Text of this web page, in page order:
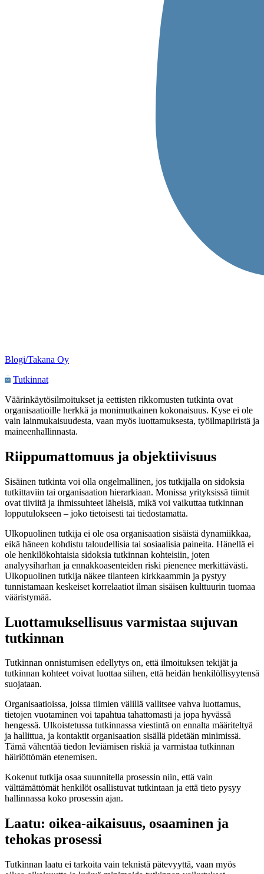
Blogi/Takana Oy
Tutkinnat
Väärinkäytösilmoitukset ja eettisten rikkomusten tutkinta ovat
organisaatioille herkkä ja monimutkainen kokonaisuus. Kyse ei ole
vain lainmukaisuudesta, vaan myös luottamuksesta, työilmapiiristä ja
maineenhallinnasta.
Riippumattomuus ja objektiivisuus
Sisäinen tutkinta voi olla ongelmallinen, jos tutkijalla on sidoksia
tutkittaviin tai organisaation hierarkiaan. Monissa yrityksissä tiimit
ovat tiiviitä ja ihmissuhteet läheisiä, mikä voi vaikuttaa tutkinnan
lopputulokseen – joko tietoisesti tai tiedostamatta.
Ulkopuolinen tutkija ei ole osa organisaation sisäistä dynamiikkaa,
eikä häneen kohdistu taloudellisia tai sosiaalisia paineita. Hänellä ei
ole henkilökohtaisia sidoksia tutkinnan kohteisiin, joten
analyysiharhan ja ennakkoasenteiden riski pienenee merkittävästi.
Ulkopuolinen tutkija näkee tilanteen kirkkaammin ja pystyy
tunnistamaan keskeiset korrelaatiot ilman sisäisen kulttuurin tuomaa
vääristymää.
Luottamuksellisuus varmistaa sujuvan
tutkinnan
Tutkinnan onnistumisen edellytys on, että ilmoituksen tekijät ja
tutkinnan kohteet voivat luottaa siihen, että heidän henkilöllisyytensä
suojataan.
Organisaatioissa, joissa tiimien välillä vallitsee vahva luottamus,
tietojen vuotaminen voi tapahtua tahattomasti ja jopa hyvässä
hengessä. Ulkoistetussa tutkinnassa viestintä on ennalta määriteltyä
ja hallittua, ja kontaktit organisaation sisällä pidetään minimissä.
Tämä vähentää tiedon leviämisen riskiä ja varmistaa tutkinnan
häiriöttömän etenemisen.
Kokenut tutkija osaa suunnitella prosessin niin, että vain
välttämättömät henkilöt osallistuvat tutkintaan ja että tieto pysyy
hallinnassa koko prosessin ajan.
Laatu: oikea-aikaisuus, osaaminen ja
tehokas prosessi
Tutkinnan laatu ei tarkoita vain teknistä pätevyyttä, vaan myös